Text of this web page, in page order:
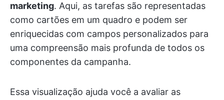
marketing. Aqui, as tarefas são representadas
como cartões em um quadro e podem ser
enriquecidas com campos personalizados para
uma compreensão mais profunda de todos os
componentes da campanha.
Essa visualização ajuda você a avaliar as